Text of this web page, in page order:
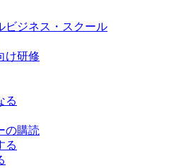
ビジネス・スクール
け研修
る
の購読
る